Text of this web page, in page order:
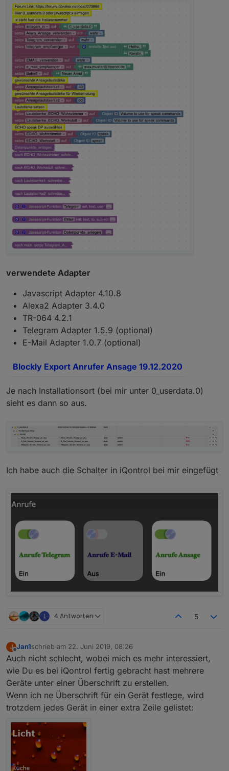
verwendete Adapter
Javascript Adapter 4.10.8
Alexa2 Adapter 3.4.0
TR-064 4.2.1
Telegram Adapter 1.5.9 (optional)
E-Mail Adapter 1.0.7 (optional)
Blockly Export Anrufer Ansage 19.12.2020
Je nach Installationsort (bei mir unter 0_userdata.0)
sieht es dann so aus.
Ich habe auch die Schalter in iQontrol bei mir eingefügt
L 4 Antworten 5
J
Offline
Jan1schrieb am 22. Juni 2019, 08:26
zuletzt editiert von
Auch nicht schlecht, wobei mich es mehr interessiert,
wie Du es bei iQontrol fertig gebracht hast mehrere
Geräte unter einer Überschrift zu erstellen.
Wenn ich ne Überschrift für ein Gerät festlege, wird
trotzdem jedes Gerät in einer extra Zeile gelistet: